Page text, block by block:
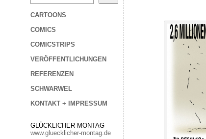
CARTOONS
COMICS
COMICSTRIPS
VERÖFFENTLICHUNGEN
REFERENZEN
SCHWARWEL
KONTAKT + IMPRESSUM
GLÜCKLICHER MONTAG
www.gluecklicher-montag.de